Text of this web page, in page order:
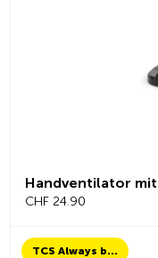
Handventilator
CHF 24.90
TCS Always by my side